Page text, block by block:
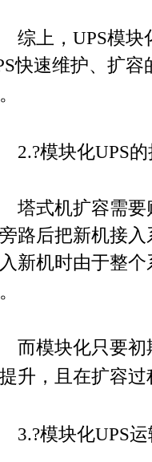
上， UPS模块
快速维护、扩容
2.?模块化UPS
式机扩容需要
路后把新机接
新机时由于整
模块化只要初
升，且在扩容
3.?模块化UPS运